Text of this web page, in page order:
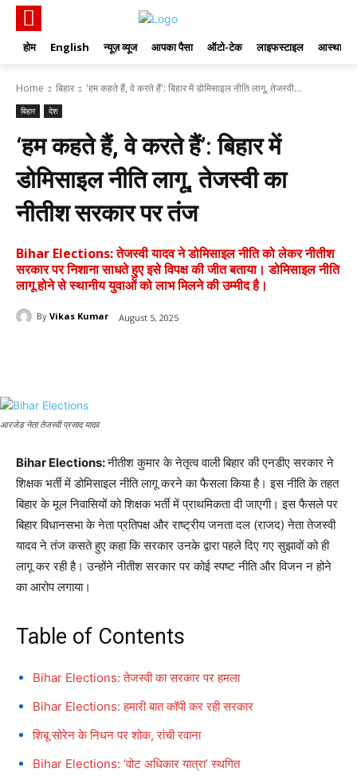
होम English न्यूज़ व्यूज आपका पैसा ऑटो-टेक लाइफस्टाइल आस्था
Home बिहार 'हम कहते हैं, वे करते हैं': बिहार में डोमिसाइल नीति लागू, तेजस्वी...
बिहार देश
‘हम कहते हैं, वे करते हैं’: बिहार में
डोमिसाइल नीति लागू, तेजस्वी का
नीतीश सरकार पर तंज
Bihar Elections: तेजस्वी यादव ने डोमिसाइल नीति को लेकर नीतीश
सरकार पर निशाना साधते हुए इसे विपक्ष की जीत बताया। डोमिसाइल नीति
लागू होने से स्थानीय युवाओं को लाभ मिलने की उम्मीद है।
By Vikas Kumar August 5, 2025
आरजेड नेता तेजस्वी प्रसाद यादव
Bihar Elections:नीतीश कुमार के नेतृत्व वाली बिहार की एनडीए सरकार ने
शिक्षक भर्ती में डोमिसाइल नीति लागू करने का फैसला किया है। इस नीति के तहत
बिहार के मूल निवासियों को शिक्षक भर्ती में प्राथमिकता दी जाएगी। इस फैसले पर
बिहार विधानसभा के नेता प्रतिपक्ष और राष्ट्रीय जनता दल (राजद) नेता तेजस्वी
यादव ने तंज कसते हुए कहा कि सरकार उनके द्वारा पहले दिए गए सुझावों को ही
लागू कर रही है। उन्होंने नीतीश सरकार पर कोई स्पष्ट नीति और विजन न होने
का आरोप लगाया।
Table of Contents
Bihar Elections: तेजस्वी का सरकार पर हमला
Bihar Elections: हमारी बात कॉपी कर रही सरकार
शिबू सोरेन के निधन पर शोक, रांची रवाना
Bihar Elections: ‘वोट अधिकार यात्रा’ स्थगित